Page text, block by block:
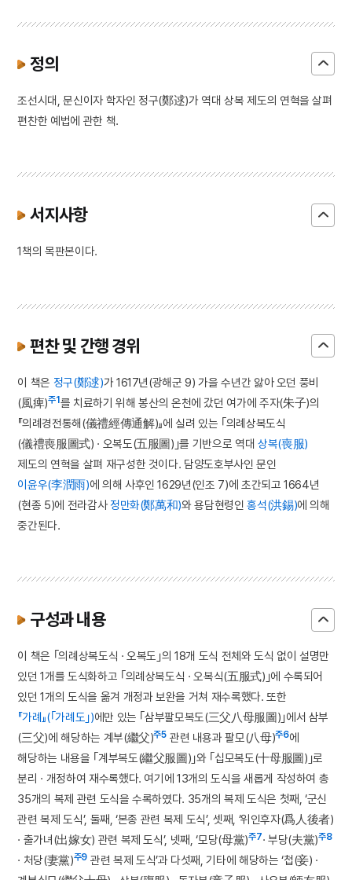
정의
조선시대, 문신이자 학자인 정구(鄭逑)가 역대 상복 제도의 연혁을 살펴
편찬한 예법에 관한 책.
서지사항
1책의 목판본이다.
편찬 및 간행 경위
이 책은 정구(鄭逑)가 1617년(광해군 9) 가을 수년간 앓아 오던 풍비
(風痺)주1를 치료하기 위해 봉산의 온천에 갔던 여가에 주자(朱子)의
『의례경전통해(儀禮經傳通解)』에 실려 있는 ｢의례상복도식
(儀禮喪服圖式) · 오복도(五服圖)｣를 기반으로 역대 상복(喪服)
제도의 연혁을 살펴 재구성한 것이다. 담양도호부사인 문인
이윤우(李潤雨)에 의해 사후인 1629년(인조 7)에 초간되고 1664년
(현종 5)에 전라감사 정만화(鄭萬和)와 용담현령인홍석(洪錫)에 의해
중간된다.
구성과 내용
이 책은 ｢의례상복도식 · 오복도｣의 18개 도식 전체와 도식 없이 설명만
있던 1개를 도식화하고 ｢의례상복도식 · 오복식(五服式)｣에 수록되어
있던 1개의 도식을 옮겨 개정과 보완을 거쳐 재수록했다. 또한
『가례』(｢가례도｣)에만 있는 ｢삼부팔모복도(三父八母服圖)｣에서 삼부
(三父)에 해당하는 계부(繼父)주5 관련 내용과 팔모(八母)주6에
해당하는 내용을 ｢계부복도(繼父服圖)｣와 ｢십모복도(十母服圖)｣로
분리 · 개정하여 재수록했다. 여기에 13개의 도식을 새롭게 작성하여 총
35개의 복제 관련 도식을 수록하였다. 35개의 복제 도식은 첫째, ‘군신
관련 복제 도식’, 둘째, ‘본종 관련 복제 도식’, 셋째, ‘위인후자(爲人後者)
· 출가녀(出嫁女) 관련 복제 도식’, 넷째, ‘모당(母黨)주7· 부당(夫黨)주8
· 처당(妻黨)주9 관련 복제 도식’과 다섯째, 기타에 해당하는 ‘첩(妾) ·